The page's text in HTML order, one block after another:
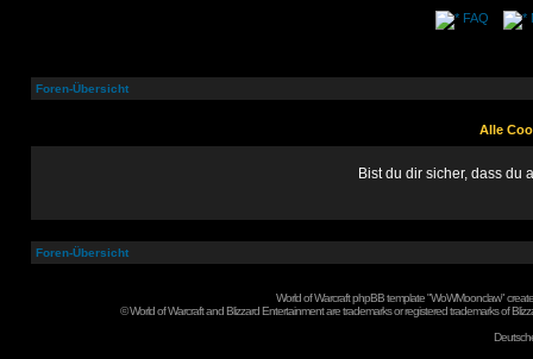
FAQ
Foren-Übersicht
Alle
Bist du dir sicher, dass du
Foren-Übersicht
World of Warcraft phpBB template "WoWMoonclaw"
©World of Warcraft and Blizzard Entertainment are trademarks or registered trademarks of